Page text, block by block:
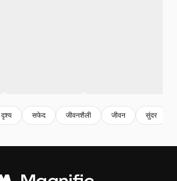
दृश्य सफेद जीवनशैली जीवन सुंदर